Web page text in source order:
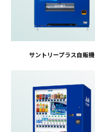
サントリープラス自販機